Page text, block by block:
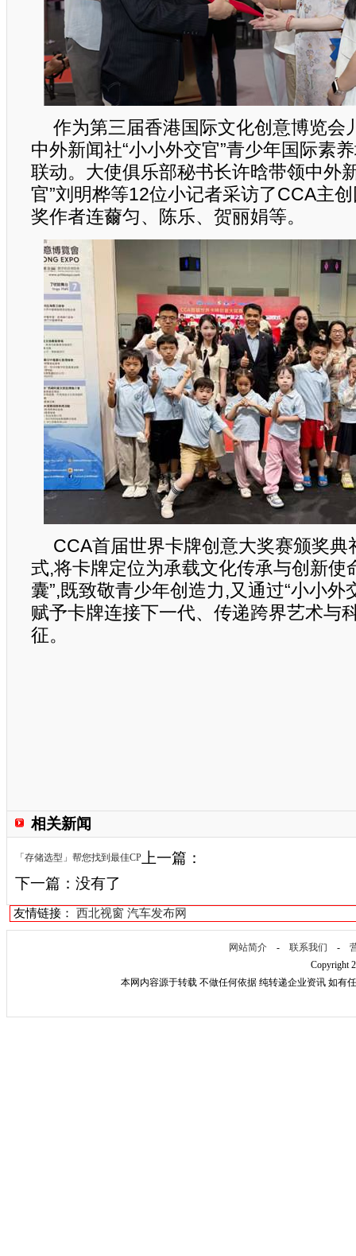
作为第三届香港国际文化创意博览会
中外新闻社“小小外交官”青少年国际素
联动。大使俱乐部秘书长许晗带领中外
官”刘明桦等12位小记者采访了CCA主
奖作者连薾匀、陈乐、贺丽娟等。
CCA首届世界卡牌创意大奖赛颁奖典
式,将卡牌定位为承载文化传承与创新使
囊”,既致敬青少年创造力,又通过“小小外
赋予卡牌连接下一代、传递跨界艺术与
征。
相关新闻
上一篇：
「存储选型」帮您找到最佳CP
下一篇：没有了
友情链接： 西北视窗 汽车发布网
网站简介 - 联系我们 -
Copyright
本网内容源于转载 不做任何依据 纯转递企业资讯 如有